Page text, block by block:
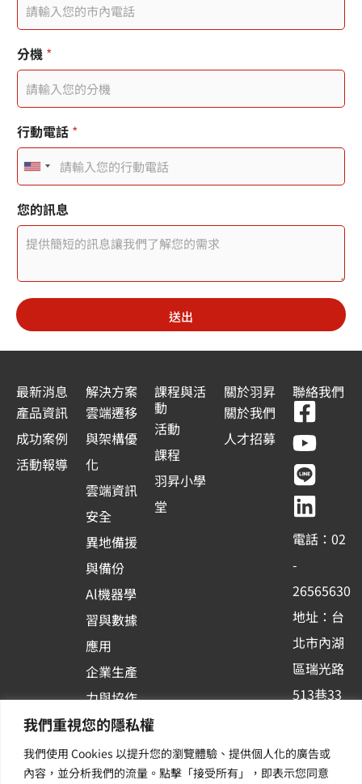
我們重視您的隱私權
我們使用 Cookies 以提升您的瀏覽體驗、提供個人化的廣告或
內容，並分析我們的流量。點擊「接受所有」，即表示您同意
分機 *
行動電話 *
U
n
i
t
e
d
S
t
a
t
e
s
您的訊息
送出
最新消息
產品資訊
成功案例
活動報導
解決方案
雲端遷移
與架構優
化
雲端資訊
安全
異地備援
與備份
Al機器學
習與數據
應用
企業生產
力與協作
容器化平
台應用
課程與活
動
活動
課程
羽昇小學
堂
關於羽昇
關於我們
人才招募
聯絡我們
F
a
c
e
b
o
o
k
-
s
q
u
a
e
Y
o
u
t
u
b
e
L
i
n
e
L
i
n
k
e
d
i
n
電話：02
-
26565630
地址：台
北市內湖
區瑞光路
513巷33
訂閱羽昇
新訊 | 提